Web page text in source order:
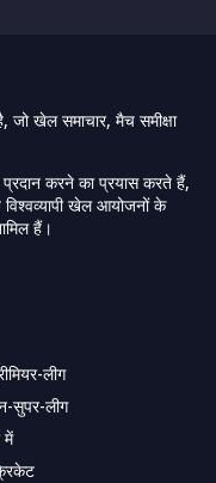
जो खेल समाचार, मैच समीक्षा
प्रदान करने का प्रयास करते हैं,
खेल आयोजनों के
हैं।
लीग
सुपर-लीग
में